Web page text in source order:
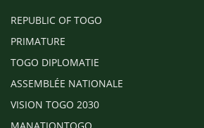
REPUBLIC OF TOGO
PRIMATURE
TOGO DIPLOMATIE
ASSEMBLÉE NATIONALE
VISION TOGO 2030